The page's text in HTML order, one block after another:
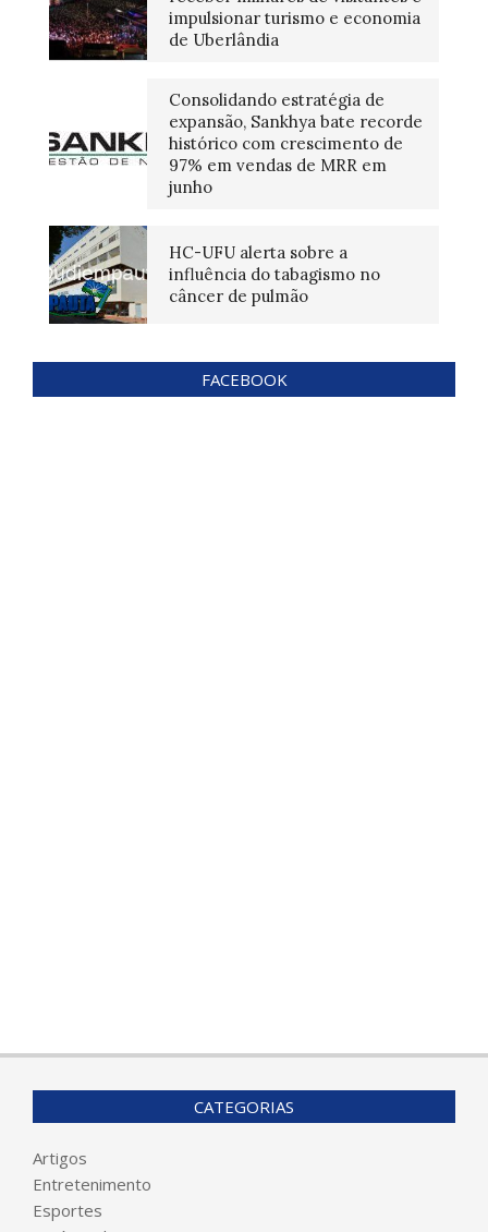
impulsionar turismo e economia
de Uberlândia
Consolidando estratégia de
expansão, Sankhya bate recorde
histórico com crescimento de
97% em vendas de MRR em
junho
HC-UFU alerta sobre a
influência do tabagismo no
câncer de pulmão
FACEBOOK
CATEGORIAS
Artigos
Entretenimento
Esportes